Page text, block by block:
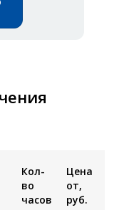
Наша
Кол-
во
часов
Цена
от,
руб.